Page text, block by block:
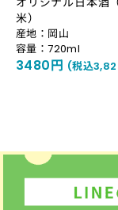
米）
産地：岡山
容量：720ml
3480円 (税込